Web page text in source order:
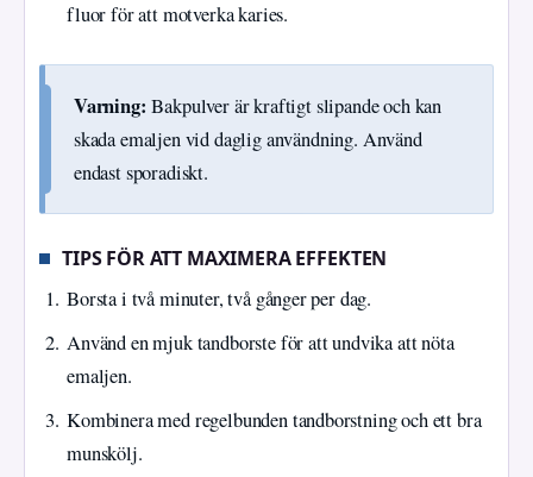
fluor för att motverka karies.
Varning: Bakpulver är kraftigt slipande och kan
skada emaljen vid daglig användning. Använd
endast sporadiskt.
TIPS FÖR ATT MAXIMERA EFFEKTEN
Borsta i två minuter, två gånger per dag.
Använd en mjuk tandborste för att undvika att nöta
emaljen.
Kombinera med regelbunden tandborstning och ett bra
munskölj.